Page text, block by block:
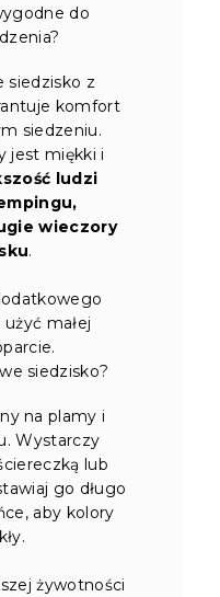
do
siedzisko z
komfort
siedzeniu.
jest miękki i
ludzi
wieczory
.
małej
siedzisko?
na plamy i
Wystarczy
lub
go długo
aby kolory
żywotności